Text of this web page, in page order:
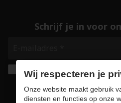
Schrijf je in voor
Ik geef de toestemming
bewaren en verwerken
onzeprivacy statement. *
Wij respecteren je
Onze website maakt gebruik
diensten en functies op onze